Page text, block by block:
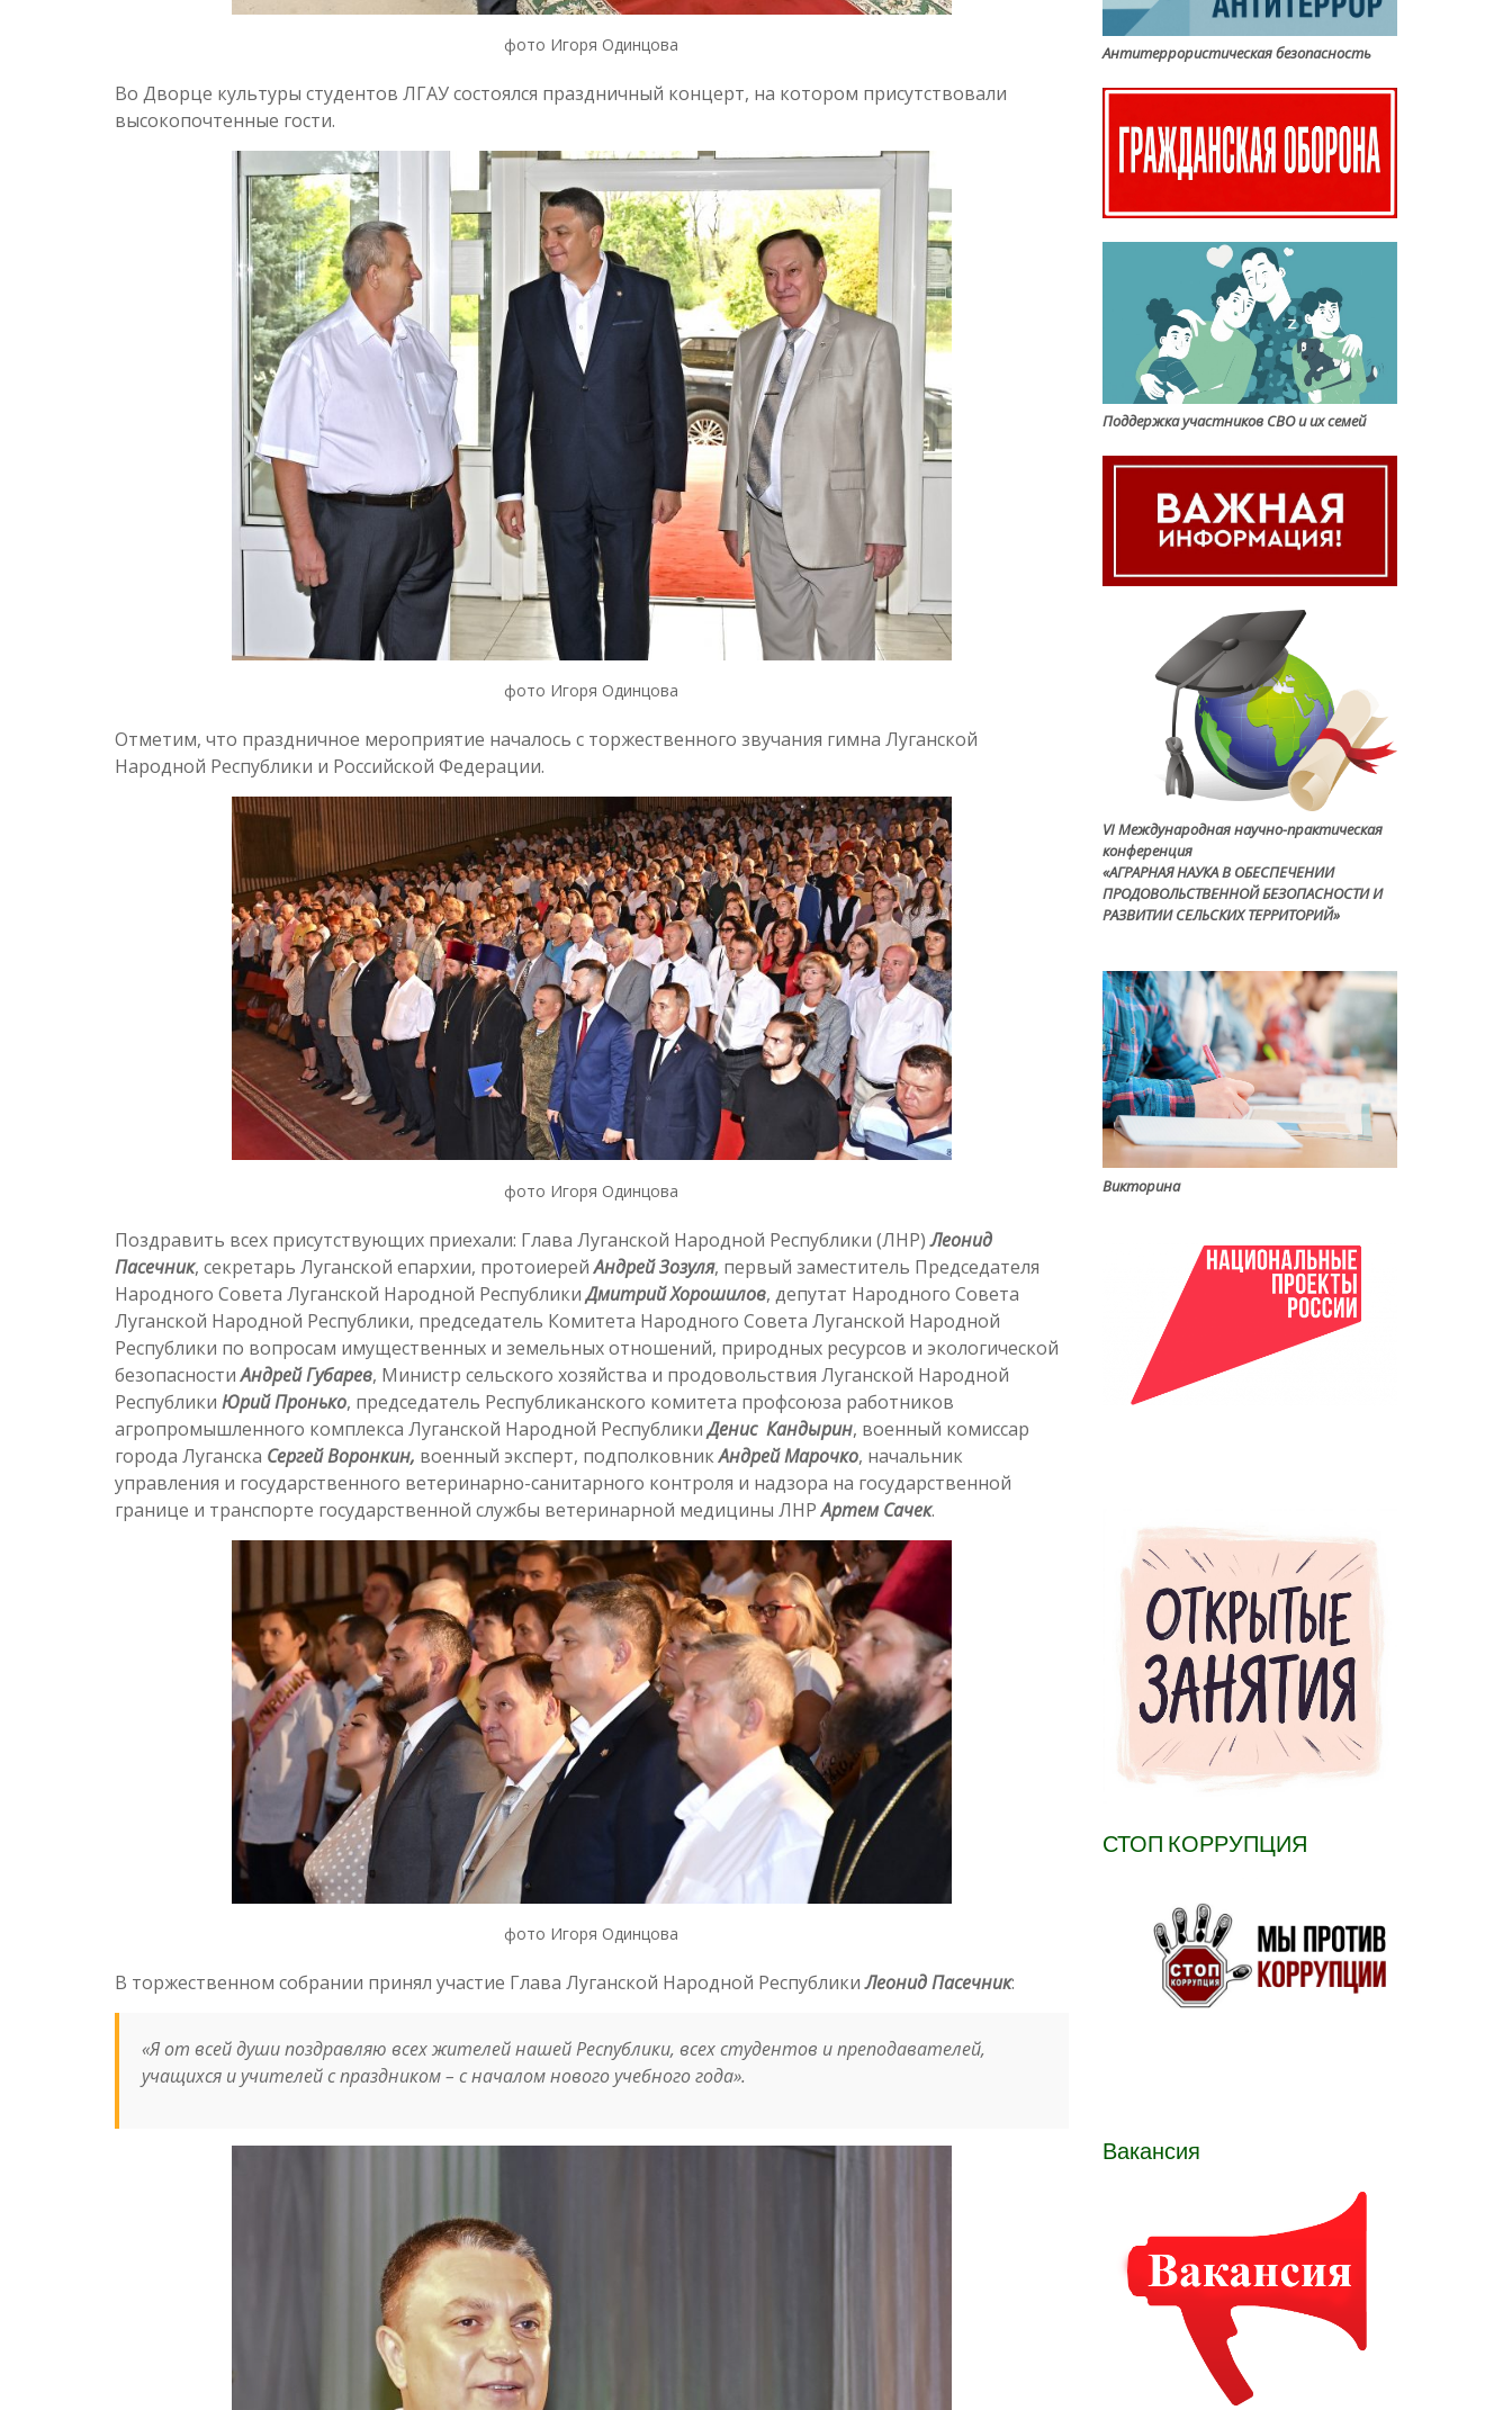
фото Игоря Одинцова
Во Дворце культуры студентов ЛГАУ состоялся праздничный концерт, на котором присутствовали
высокопочтенные гости.
фото Игоря Одинцова
Отметим, что праздничное мероприятие началось с торжественного звучания гимна Луганской
Народной Республики и Российской Федерации.
фото Игоря Одинцова
Поздравить всех присутствующих приехали: Глава Луганской Народной Республики (ЛНР)Леонид
Пасечник, секретарь Луганской епархии, протоиерейАндрей Зозуля, первый заместитель Председателя
Народного Совета Луганской Народной РеспубликиДмитрий Хорошилов, депутат Народного Совета
Луганской Народной Республики, председатель Комитета Народного Совета Луганской Народной
Республики по вопросам имущественных и земельных отношений, природных ресурсов и экологической
безопасностиАндрей Губарев, Министр сельского хозяйства и продовольствия Луганской Народной
Республики Юрий Пронько, председатель Республиканского комитета профсоюза работников
агропромышленного комплекса Луганской Народной РеспубликиДенис Кандырин, военный комиссар
города Луганска Сергей Воронкин, военный эксперт, подполковникАндрей Марочко, начальник
управления и государственного ветеринарно-санитарного контроля и надзора на государственной
границе и транспорте государственной службы ветеринарной медицины ЛНРАртем Сачек.
фото Игоря Одинцова
В торжественном собрании принял участие Глава Луганской Народной РеспубликиЛеонид Пасечник:
«Я от всей души поздравляю всех жителей нашей Республики, всех студентов и преподавателей,
учащихся и учителей с праздником – с началом нового учебного года».
Антитеррористическая безопасность
Поддержка участников СВО и их семей
VI Международная научно-практическая
конференция
«АГРАРНАЯ НАУКА В ОБЕСПЕЧЕНИИ
ПРОДОВОЛЬСТВЕННОЙ БЕЗОПАСНОСТИ И
РАЗВИТИИ СЕЛЬСКИХ ТЕРРИТОРИЙ»
Викторина
СТОП КОРРУПЦИЯ
Вакансия